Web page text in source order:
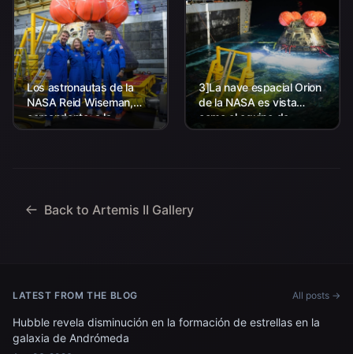
Los astronautas de la
NASA Reid Wiseman,
comandante; a la
izquierda, Christina Koch,
Hansen, especialista en
3]La nave espacial Orion
de la NASA es vista
como el equipo de
Aterrizaje y Recuperación
Back to Artemis II Gallery
LATEST FROM THE BLOG All posts →
Hubble revela disminución en la formación de estrellas en la
galaxia de Andrómeda